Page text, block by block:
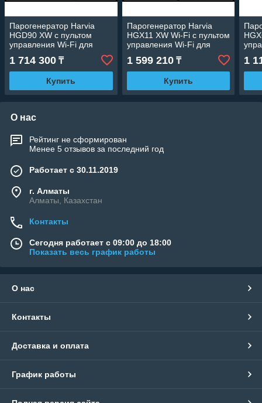
Парогенератор Harvia
HGD90 XW c пультом
управления Wi-Fi для
Паровой (Мощность 9,0
кВт, объем 4,5-10 м3)
1 714 300 ₸
Купить
Парогенератор Harvia
HGX11 XW Wi-Fi c пультом
управления Wi-Fi для
Паровой (Мощность 10,8
кВт, объем 6-12 м3)
1 599 210₸
Купить
2-7
1
О нас
Рейтинг не сформирован
Менее 5 отзывов за последний год
Работает с 30.11.2019
г. Алматы
Алматы, Казахстан
Контакты
Сегодня работает с 09:00 до 18:00
Показать весь график работы
О нас
Контакты
Доставка и оплата
График работы